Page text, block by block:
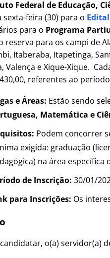
Federal de Educação,
sexta-feira (30) para o
para o Programa
reserva para os campi de
Itaberaba, Itapetinga,
Valença e Xique-Xique.
referentes ao
e Áreas: Estão sendo
Matemática e
Podem concorrer
exigida: graduação
na área específica
de Inscrição: 30/01/
para Inscrições: Os
o(a) servidor(a)